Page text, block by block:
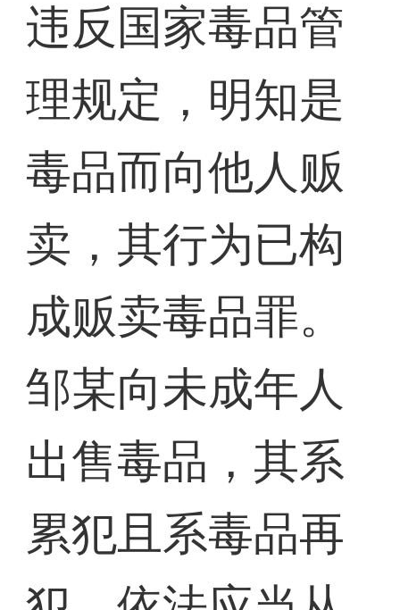
违反国家毒品管
理规定，明知是
毒品而向他人贩
卖，其行为已构
成贩卖毒品罪。
邹某向未成年人
出售毒品，其系
累犯且系毒品再